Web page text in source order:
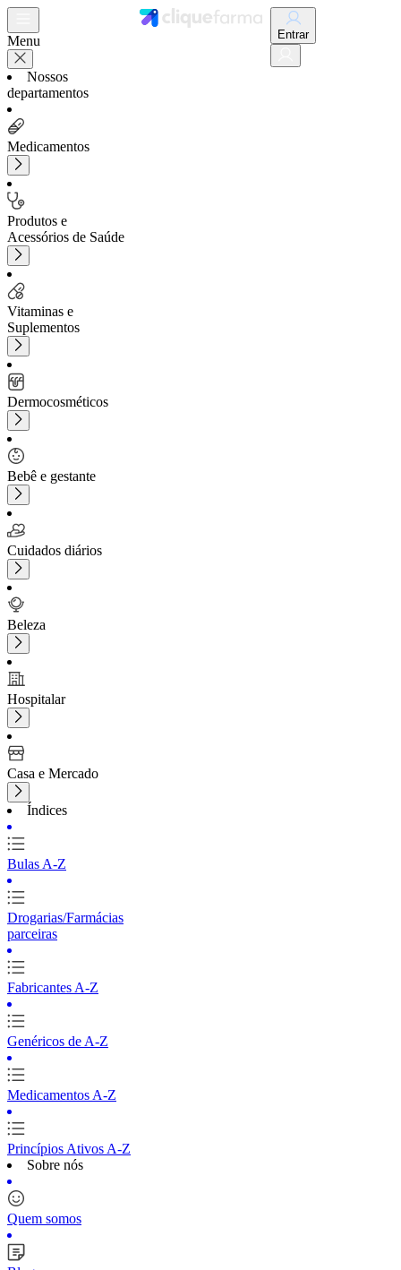
Menu
Nossos
departamentos
Medicamentos
Produtos e
Acessórios de Saúde
Vitaminas e
Suplementos
Dermocosméticos
Bebê e gestante
Cuidados diários
Beleza
Hospitalar
Casa e Mercado
Índices
Bulas A-Z
Drogarias/Farmácias
parceiras
Fabricantes A-Z
Genéricos de A-Z
Medicamentos A-Z
Princípios Ativos A-Z
Sobre nós
Quem somos
Entrar